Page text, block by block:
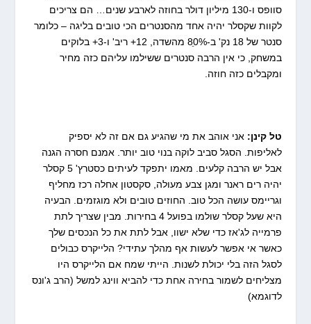
סוופס ו-130 מיליון דולר בחוזה לארבע שנים… הם צריכים
לקוות שקסלר יהיה אחד מהסנטרים הכי טובים בליגה – כלומר
סנטר של 18 נק' ב-80ֵ% מהשדה, 12+ ריב' ו-3+ בלוקים
במשחק, כי אין הרבה סנטרים ששילמו עליהם כזה מחיר
ומקבלים כזה חוזה.
טל קינן:אני אוהב את מי שהגיע גם אם זה לא יספיק
לאליפות. הסגל סביב לוקה בנוי טוב יותר. אמנם חסרה הגנה
אבל יש הרבה קלעים. מאמו יתפקד לעיתים כסטרץ' 5 קסלר
יהיה רים ראנר ומגן צבע מעולה, סקסטון אחלה רכז מחליף
וגריימס עושה הכל טוב. החוזים טובים ולא מוגזמים. הבעיה
היא שעל קסלר שולמו בפועל 4 בחירות. מבין שצריך לתת
פרמייה לג'אז כדי שלא ישוו, אבל לתת את כל הנכסים שלך
כאשר אי אפשר לעשות אף מהלך עתידי? הלייקרס כבולים
לסגל הזה בלי יכולת לשנות. הייתי שמח אם הלייקרס היו
מצליחים לשמור בחירה אחת כדי להביא ווינג למשל (הרב ג'ונס
לדוגמא)